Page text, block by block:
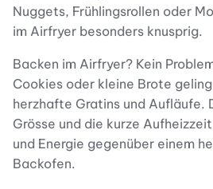
Nuggets, Frühlingsrollen oder
im Airfryer besonders knusprig.
Backen im Airfryer? Kein
Cookies oder kleine Brote
herzhafte Gratins und Aufläufe.
Grösse und die kurze
und Energie gegenüber einem
Backofen.